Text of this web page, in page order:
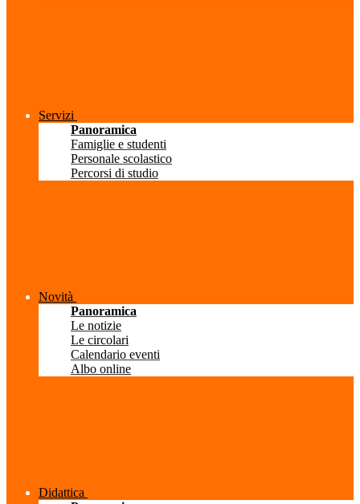
Servizi
Panoramica
Famiglie e studenti
Personale scolastico
Percorsi di studio
Novità
Panoramica
Le notizie
Le circolari
Calendario eventi
Albo online
Didattica